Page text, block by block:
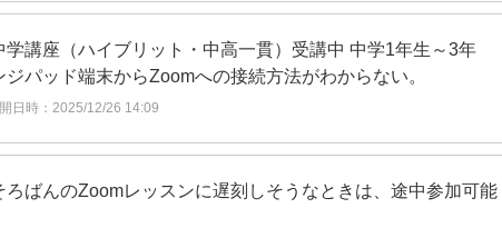
学講座（ハイブリット・中高一貫）受講中 中学1年生～3年
パッド端末からZoomへの接続方法がわからない。
日時：2025/12/26 14:09
ろばんのZoomレッスンに遅刻しそうなときは、途中参加可能